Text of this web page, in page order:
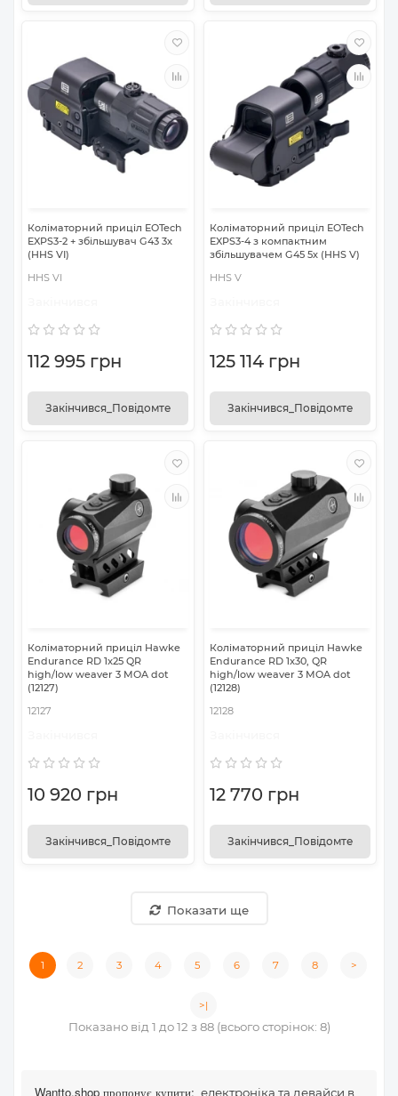
Коліматорний приціл EOTech
EXPS3-2 + збільшувач G43 3х
(HHS VI)
HHS VI
112 995 грн
Закінчився_Повідомте
Коліматорний приціл EOTech
EXPS3-4 з компактним
збільшувачем G45 5х (HHS V)
HHS V
125 114 грн
Закінчився_Повідомте
Коліматорний приціл Hawke
Endurance RD 1x25 QR
high/low weaver 3 MOA dot
(12127)
12127
10 920 грн
Закінчився_Повідомте
Коліматорний приціл Hawke
Endurance RD 1x30, QR
high/low weaver 3 MOA dot
(12128)
12128
12 770 грн
Закінчився_Повідомте
Показати ще
1 2 3 4 5 6 7 8 >
>|
Показано від 1 до 12 з 88 (всього сторінок: 8)
Wantto.shop пропонує купити: електроніка та девайси в